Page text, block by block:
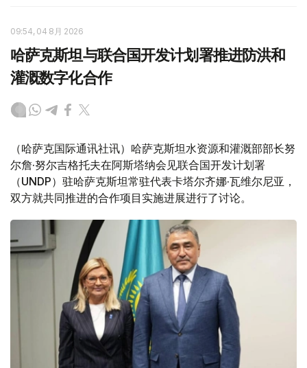
09:54, 04 8月 2026
哈萨克斯坦与联合国开发计划署推进防洪和
灌溉数字化合作
（哈萨克国际通讯社讯）哈萨克斯坦水资源和灌溉部部长努
尔詹·努尔吉格托夫在阿斯塔纳会见联合国开发计划署
（UNDP）驻哈萨克斯坦常驻代表卡塔尔齐娜·瓦维尔尼亚，
双方就共同推进的合作项目实施进展进行了讨论。